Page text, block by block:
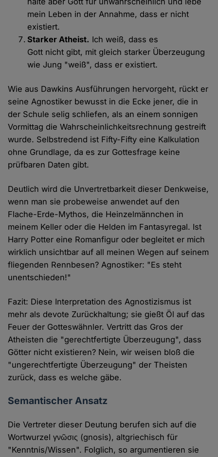
mein Leben in der Annahme, dass er nicht
existiert.
Starker Atheist. Ich weiß, dass es
Gott nicht gibt, mit gleich starker Überzeugung
wie Jung "weiß", dass er existiert.
Wie aus Dawkins Ausführungen hervorgeht, rückt er
seine Agnostiker bewusst in die Ecke jener, die in
der Schule selig schliefen, als an einem sonnigen
Vormittag die Wahrscheinlichkeitsrechnung gestreift
wurde. Selbstredend ist Fifty-Fifty eine Kalkulation
ohne Grundlage, da es zur Gottesfrage keine
prüfbaren Daten gibt.
Deutlich wird die Unvertretbarkeit dieser Denkweise,
wenn man sie probeweise anwendet auf den
Flache-Erde-Mythos, die Heinzelmännchen in
meinem Keller oder die Helden im Fantasyregal. Ist
Harry Potter eine Romanfigur oder begleitet er mich
wirklich unsichtbar auf all meinen Wegen auf seinem
fliegenden Rennbesen? Agnostiker: "Es steht
unentschieden!"
Fazit: Diese Interpretation des Agnostizismus ist
mehr als devote Zurückhaltung; sie gießt Öl auf das
Feuer der Gotteswähnler. Vertritt das Gros der
Atheisten die "gerechtfertigte Überzeugung", dass
Götter nicht existieren? Nein, wir weisen bloß die
"ungerechtfertigte Überzeugung" der Theisten
zurück, dass es welche gäbe.
Semantischer Ansatz
Die Vertreter dieser Deutung berufen sich auf die
Wortwurzel γνῶσις (gnosis), altgriechisch für
"Kenntnis/Wissen". Folglich, so argumentieren sie